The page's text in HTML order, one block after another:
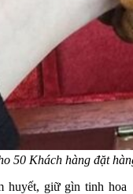
50 Khách hàng đặt
huyết, giữ gìn tinh hoa